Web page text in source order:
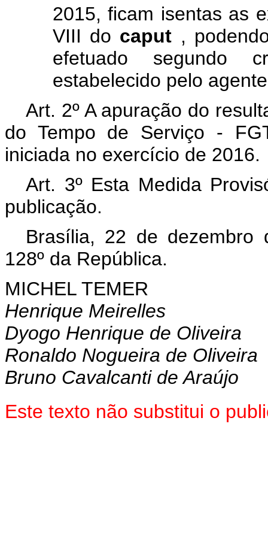
2015, ficam isentas as
VIII do caput ,
efetuado segundo
estabelecido pelo
Art. 2º A apuração do
do Tempo de Serviço -
iniciada no exercício de 2016.
Art. 3º Esta Medida
publicação.
Brasília, 22 de dezembro
128º da República.
MICHEL TEMER
Henrique Meirelles
Dyogo Henrique de Oliveira
Ronaldo Nogueira de Oliveira
Bruno Cavalcanti de Araújo
Este texto não substitui o